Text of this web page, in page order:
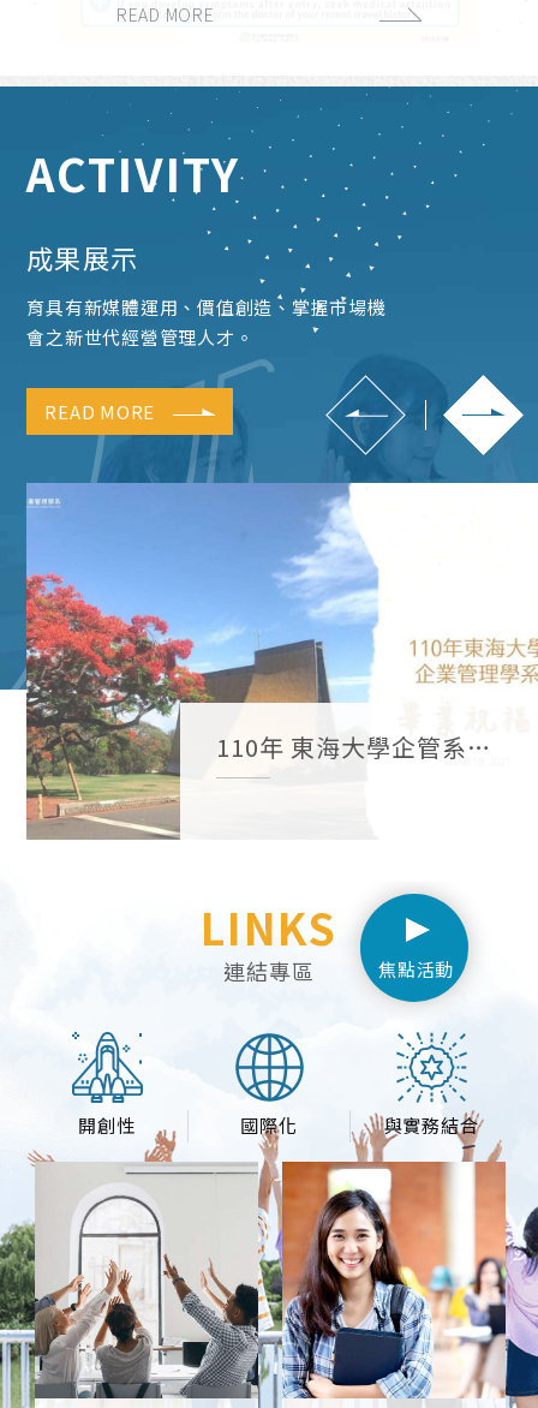
READ MORE
READ MORE
READ MORE
READ MORE
READ MORE
READ MORE
READ MORE
READ MORE
READ MORE
ACTIVITY
成果展示
育具有新媒體運用、價值創造、掌握市場機
會之新世代經營管理人才。
READ MORE
110年 東海大學企管系祝
福禮
焦點活動
LINKS
連結專區
開創性 國際化 與實務結合